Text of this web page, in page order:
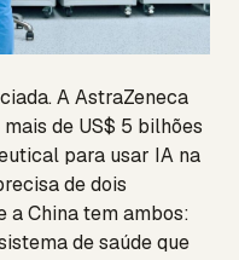
A AstraZeneca
de US$ 5 bilhões
para usar IA na
de dois
a China tem ambos:
de saúde que